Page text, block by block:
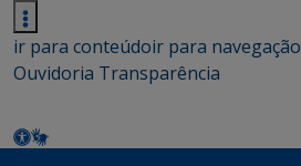
ir para conteúdoir para navegação
Ouvidoria Transparência